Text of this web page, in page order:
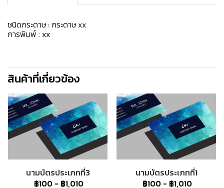
ชนิดกระดาษ : กระดาษ xx
การพิมพ์ : xx
สินค้าที่เกี่ยวข้อง
นามบัตรประเภทที่3
฿100 - ฿1,010
นามบัตรประเภทที่1
฿100 - ฿1,010